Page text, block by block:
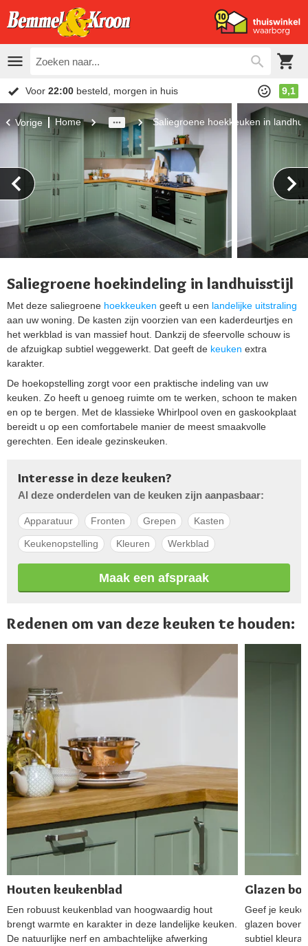
Voor 22:00 besteld, morgen in huis 9,1
Vorige Home Saliegroene hoekkeuken in
Saliegroene hoekindeling in landhuisstijl
Met deze saliegroene hoekkeuken geeft u een landelijke uitstraling
aan uw woning. De kasten zijn voorzien van een kaderdeurtjes en
het werkblad is van massief hout. Dankzij de sfeervolle schouw is
de afzuigkap subtiel weggewerkt. Dat geeft de keuken extra
karakter.
De hoekopstelling zorgt voor een praktische indeling van uw
keuken. Zo heeft u genoeg ruimte om te werken, schoon te maken
en op te bergen. Met de klassieke Whirlpool oven en gaskookplaat
bereidt u op een comfortabele manier de meest smaakvolle
gerechten. Een ideale gezinskeuken.
Interesse in deze keuken?
Al deze onderdelen van de keuken zijn aanpasbaar:
Apparatuur Fronten Grepen Kasten
Keukenopstelling Kleuren Werkblad
Maak een afspraak
Redenen om van deze keuken te houden:
Houten keukenblad
Een robuust keukenblad van hoogwaardig hout
brengt warmte en karakter in deze landelijke keuken.
De natuurlijke nerf en ambachtelijke afwerking
Glazen
Geef je
glazen
subtiel